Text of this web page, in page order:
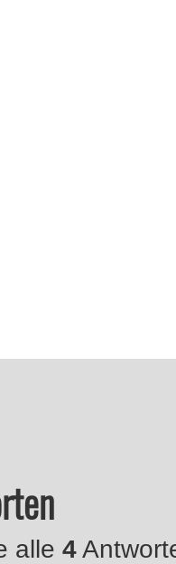
alle 4